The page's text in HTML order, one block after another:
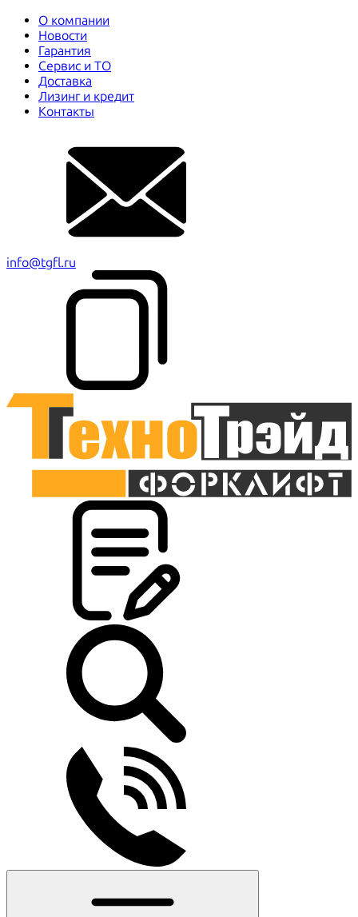
О компании
Новости
Гарантия
Сервис и ТО
Доставка
Лизинг и кредит
Контакты
info@tgfl.ru